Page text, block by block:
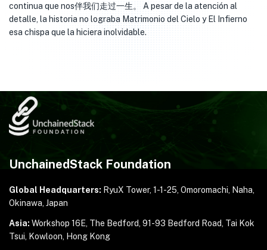
continua que nos伴我们走过一生。 A pesar de la atención al
detalle, la historia no lograba Matrimonio del Cielo y El Infierno
esa chispa que la hiciera inolvidable.
UnchainedStack Foundation
Global Headquarters: RyuX Tower, 1-1-25, Omoromachi, Naha,
Okinawa, Japan
Asia: Workshop 16E, The Bedford, 91-93 Bedford Road, Tai Kok
Tsui, Kowloon, Hong Kong